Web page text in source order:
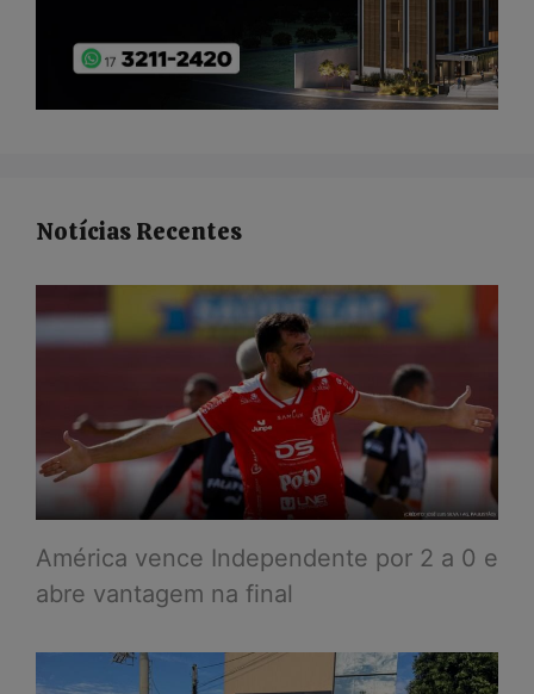
Notícias Recentes
América vence Independente por 2 a 0 e
abre vantagem na final